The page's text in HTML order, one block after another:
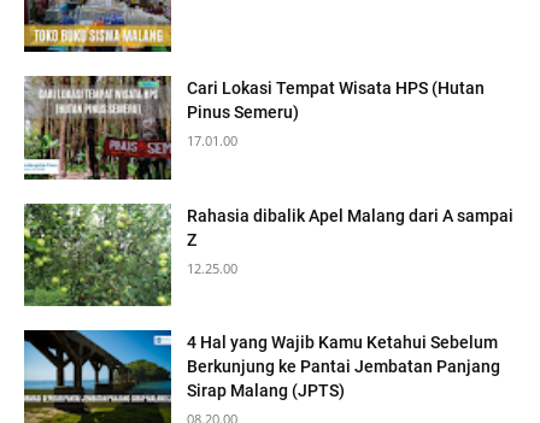
Cari Lokasi Tempat Wisata HPS (Hutan
Pinus Semeru)
17.01.00
Rahasia dibalik Apel Malang dari A sampai
Z
12.25.00
4 Hal yang Wajib Kamu Ketahui Sebelum
Berkunjung ke Pantai Jembatan Panjang
Sirap Malang (JPTS)
08.20.00